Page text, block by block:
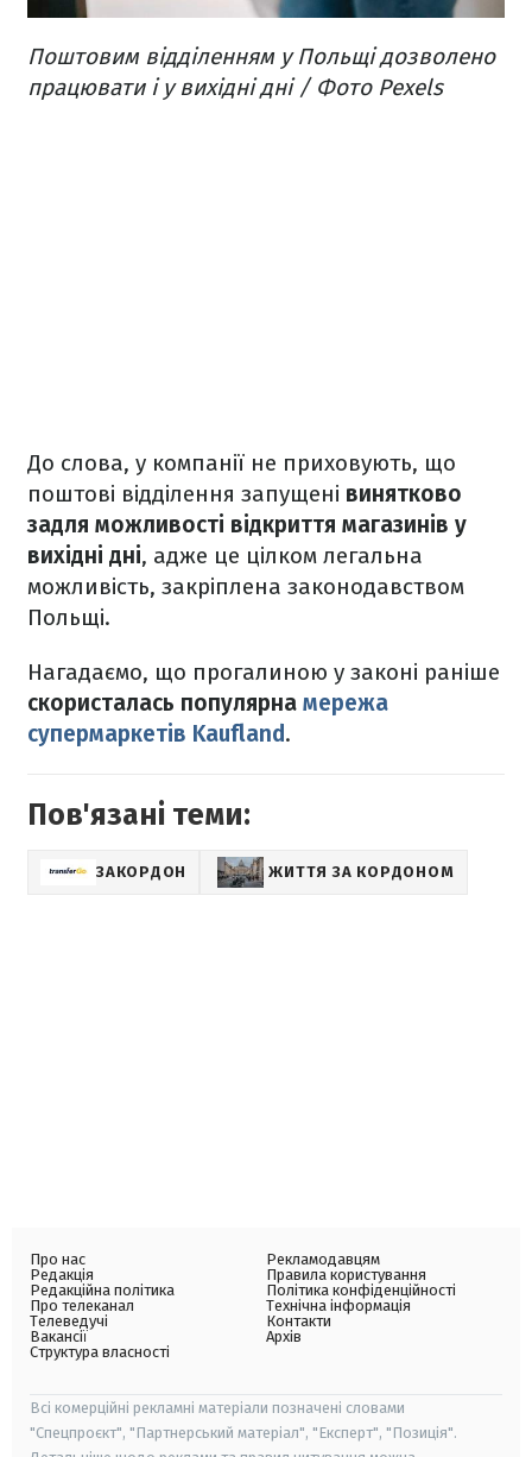
Поштовим відділенням у Польщі дозволено
працювати і у вихідні дні / Фото Pexels
До слова, у компанії не приховують, що
поштові відділення запущені винятково
задля можливості відкриття магазинів у
вихідні дні, адже це цілком легальна
можливість, закріплена законодавством
Польщі.
Нагадаємо, що прогалиною у законі раніше
скористалась популярна мережа
супермаркетів Kaufland.
Пов'язані теми:
ЗАКОРДОН ЖИТТЯ ЗА КОРДОНОМ
Про нас
Редакція
Редакційна політика
Про телеканал
Телеведучі
Вакансії
Структура власності
Рекламодавцям
Правила користування
Політика конфіденційності
Технічна інформація
Контакти
Архів
Всі комерційні рекламні матеріали позначені словами
"Спецпроєкт", "Партнерський матеріал", "Експерт", "Позиція".